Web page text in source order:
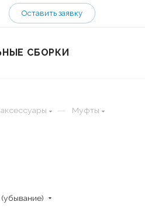
Оставить заявку
СБОРКИ
— Муфты